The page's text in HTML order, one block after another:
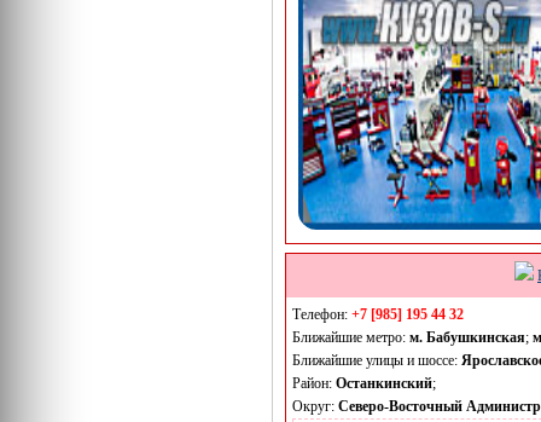
Телефон: +7 [985] 195 44 32
Ближайшие метро: м. Бабушкинская;
Ближайшие улицы и шоссе:
Район: Останкинский;
Округ: Северо-Восточный